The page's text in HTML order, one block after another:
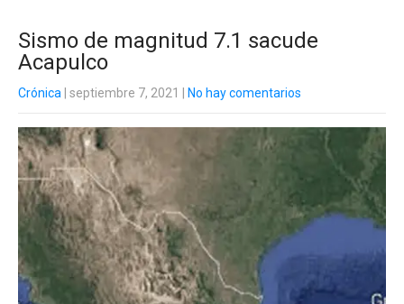
Sismo de magnitud 7.1 sacude
Acapulco
Crónica | septiembre 7, 2021 No hay comentarios